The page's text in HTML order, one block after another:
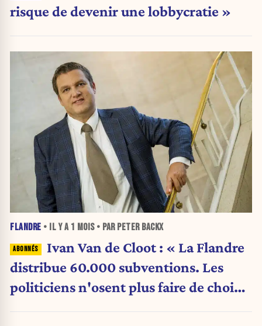
risque de devenir une lobbycratie »
FLANDRE • IL Y A 1 MOIS• PAR PETER BACKX
Ivan Van de Cloot : « La Flandre
distribue 60.000 subventions. Les
politiciens n'osent plus faire de choix.